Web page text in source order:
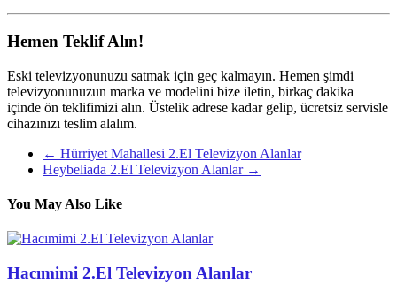
Hemen Teklif Alın!
Eski televizyonunuzu satmak için geç kalmayın. Hemen şimdi
televizyonunuzun marka ve modelini bize iletin, birkaç dakika
içinde ön teklifimizi alın. Üstelik adrese kadar gelip, ücretsiz servisle
cihazınızı teslim alalım.
← Hürriyet Mahallesi 2.El Televizyon Alanlar
Heybeliada 2.El Televizyon Alanlar →
You May Also Like
Hacımimi 2.El Televizyon Alanlar